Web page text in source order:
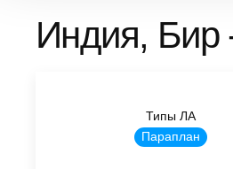
Индия, Бир
Типы ЛА
Параплан